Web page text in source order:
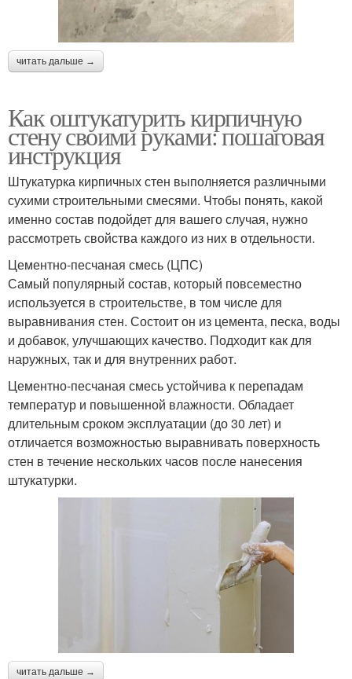
читать дальше →
Как оштукатурить кирпичную
стену своими руками: пошаговая
инструкция
Штукатурка кирпичных стен выполняется различными
сухими строительными смесями. Чтобы понять, какой
именно состав подойдет для вашего случая, нужно
рассмотреть свойства каждого из них в отдельности.
Цементно-песчаная смесь (ЦПС)
Самый популярный состав, который повсеместно
используется в строительстве, в том числе для
выравнивания стен. Состоит он из цемента, песка, воды
и добавок, улучшающих качество. Подходит как для
наружных, так и для внутренних работ.
Цементно-песчаная смесь устойчива к перепадам
температур и повышенной влажности. Обладает
длительным сроком эксплуатации (до 30 лет) и
отличается возможностью выравнивать поверхность
стен в течение нескольких часов после нанесения
штукатурки.
читать дальше →